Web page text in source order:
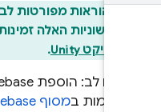
הוראות מפורטות
הראשוניות האלה זמינות
.
משימות במסוףFirebase